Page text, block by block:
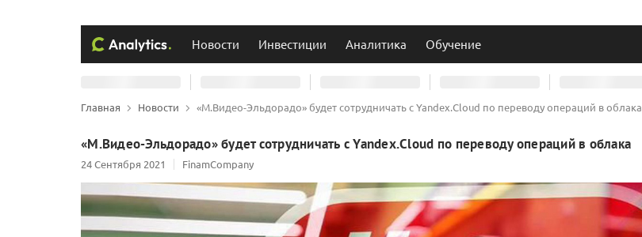
Новости Инвестиции Аналитика Обучение
Главная Новости «М.Видео-Эльдорадо» будет сотрудничать с Yandex.Cloud по переводу операций в облака
«М.Видео-Эльдорадо» будет сотрудничать с Yandex.Cloud по переводу операций в облака
24 Сентября 2021 FinamCompany